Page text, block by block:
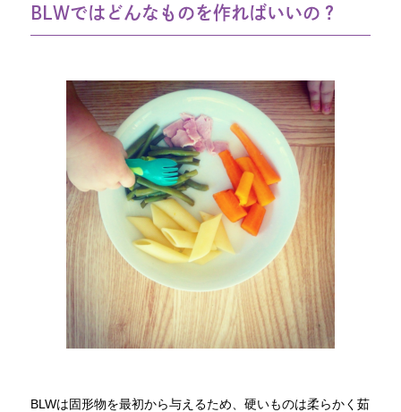
BLWではどんなものを作ればいいの？
BLWは固形物を最初から与えるため、硬いものは柔らかく茹